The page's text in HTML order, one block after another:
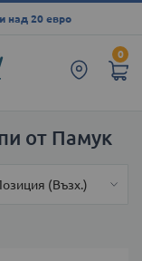
0
над 20 евро
от Памук